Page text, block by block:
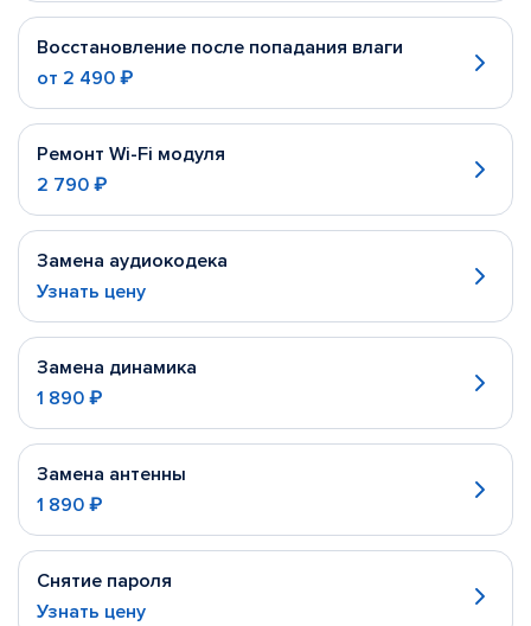
Восстановление после попадания влаги
от 2 490 ₽
Ремонт Wi-Fi модуля
2 790 ₽
Замена аудиокодека
Узнать цену
Замена динамика
1 890 ₽
Замена антенны
1 890 ₽
Снятие пароля
Узнать цену